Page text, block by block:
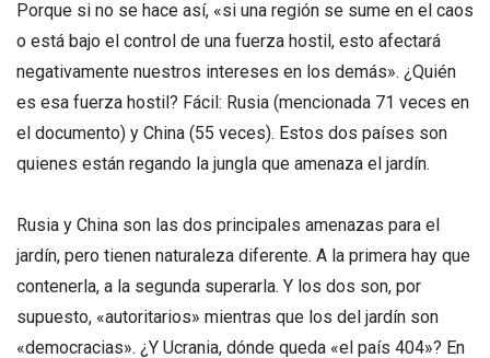
Porque si no se hace así, «si una región se sume en el caos
o está bajo el control de una fuerza hostil, esto afectará
negativamente nuestros intereses en los demás». ¿Quién
es esa fuerza hostil? Fácil: Rusia (mencionada 71 veces en
el documento) y China (55 veces). Estos dos países son
quienes están regando la jungla que amenaza el jardín.
Rusia y China son las dos principales amenazas para el
jardín, pero tienen naturaleza diferente. A la primera hay que
contenerla, a la segunda superarla. Y los dos son, por
supuesto, «autoritarios» mientras que los del jardín son
«democracias». ¿Y Ucrania, dónde queda «el país 404»? En